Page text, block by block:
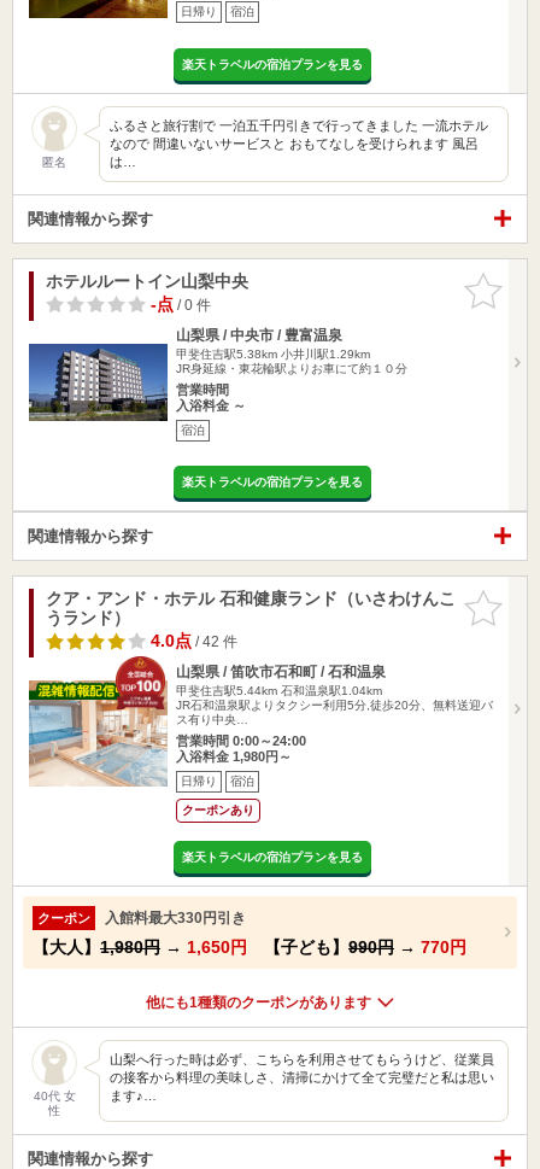
日帰り 宿泊
楽天トラベルの宿泊プランを見る
匿名
ふるさと旅行割で 一泊五千円引きで行ってきました 一流ホテル
なので 間違いないサービスと おもてなしを受けられます 風呂
は…
関連情報から探す
お気に入
りに追加
ホテルルートイン山梨中央
-点/ 0 件
山梨県 / 中央市 / 豊富温泉
甲斐住吉駅5.38km 小井川駅1.29km
JR身延線・東花輪駅よりお車にて約１０分
営業時間
入浴料金 ～
宿泊
楽天トラベルの宿泊プランを見る
関連情報から探す
お気に入
りに追加
クア・アンド・ホテル 石和健康ランド（いさわけんこ
うランド）
4.0点/ 42 件
山梨県 / 笛吹市石和町 / 石和温泉
甲斐住吉駅5.44km 石和温泉駅1.04km
JR石和温泉駅よりタクシー利用5分,徒歩20分、無料送迎バ
ス有り中央…
営業時間 0:00～24:00
入浴料金 1,980円～
日帰り 宿泊
クーポンあり
楽天トラベルの宿泊プランを見る
クーポン 入館料最大330円引き
【大人】 1,980円 → 1,650円 【子ども】 990円 → 770円
他にも1種類のクーポンがあります
40代 女
性
山梨へ行った時は必ず、こちらを利用させてもらうけど、従業員
の接客から料理の美味しさ、清掃にかけて全て完璧だと私は思い
ます♪…
関連情報から探す